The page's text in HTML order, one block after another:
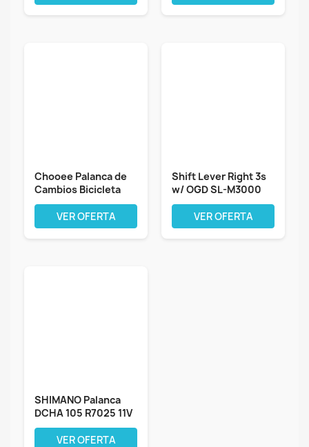
Chooee Palanca de
Cambios Bicicleta
9/10...
VER OFERTA
Shift Lever Right 3s
w/ OGD SL-M3000
Acera...
VER OFERTA
SHIMANO Palanca
DCHA 105 R7025 11V
Disco MP NEG...
VER OFERTA